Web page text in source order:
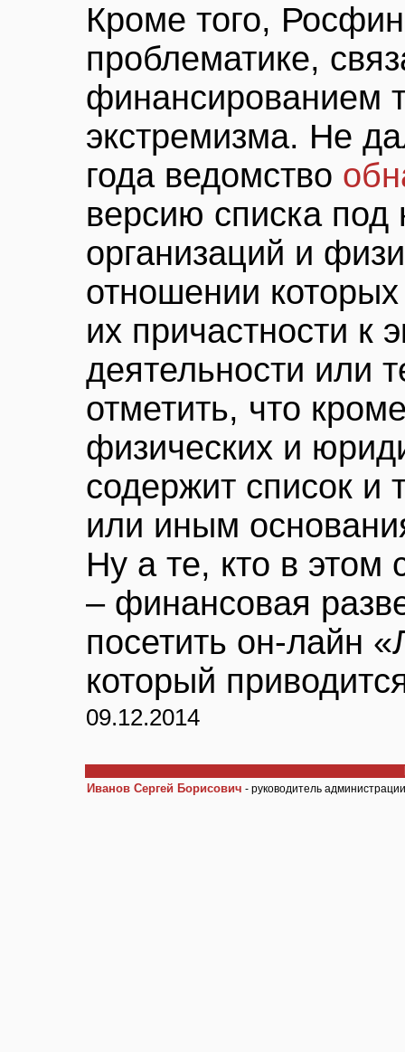
Кроме того,
проблематике,
финансированием
экстремизма. Не
года ведомство
версию списка
организаций и
отношении
их причастности к
деятельности или
отметить, что
физических и
содержит список и
или иным
Ну а те, кто в этом
– финансовая
посетить он-лайн
который
09.12.2014
Иванов Сергей Борисович - руководитель